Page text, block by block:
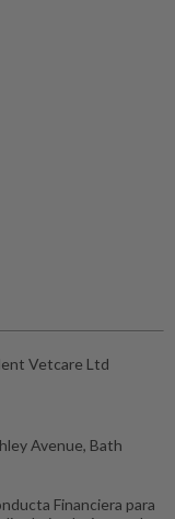
Vetcare Ltd
Avenue, Bath
Financiera para